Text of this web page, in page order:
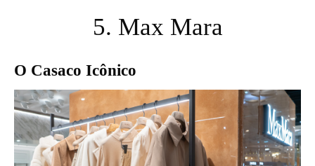
5. Max Mara
O Casaco Icônico